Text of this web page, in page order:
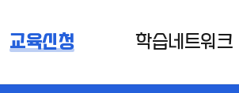
교육신청 학습네트워크